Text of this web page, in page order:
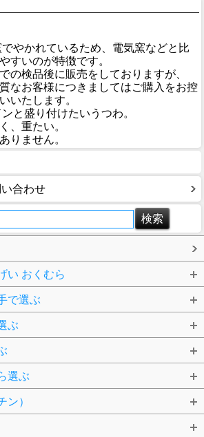
やかれているため、電気窯などと比
すいのが特徴です。
の検品後に販売をしておりますが、
なお客様につきましてはご購入をお控
いたします。
と盛り付けたいうつわ。
、重たい。
りません。
合わせ
い おくむら
で選ぶ
ぶ
選ぶ
ン）